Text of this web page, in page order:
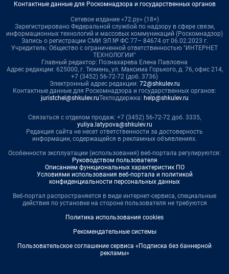
Контактные данные для Роскомнадзора и государственных органов
Сетевое издание «72.ру» (18+)
Зарегистрировано Федеральной службой по надзору в сфере связи,
информационных технологий и массовых коммуникаций (Роскомнадзор)
Запись о регистрации СМИ ЭЛ № ФС 77– 84674 от 06.02.2023 г.
Учредитель: Общество с ограниченной ответственностью "ИНТЕРНЕТ
ТЕХНОЛОГИИ"
Главный редактор: Познахарева Елена Павловна
Адрес редакции: 625000, г. Тюмень, ул. Максима Горького, д. 76, офис 214,
+7 (3452) 56-72-72 (доб. 3736)
Электронный адрес редакции: 72@shkulev.ru
Контактные данные для Роскомнадзора и государственных органов:
juristchel@shkulev.ruТехподдержка: help@shkulev.ru
Связаться с отделом продаж: +7 (3452) 56-72-72 доб. 3335,
yuliya.latypova@shkulev.ru
Редакция сайта не несет ответственности за достоверность
информации, содержащейся в рекламных объявлениях.
Особенности эксплуатации (использования) веб-портала регулируются:
Руководством пользователя
Описанием функциональных характеристик ПО
Условиями использования веб-портала и политикой
конфиденциальности персональных данных
Веб-портал распространяется в виде интернет-сервиса, специальные
действия по установке на стороне пользователя не требуются
Политика использования cookies
Рекомендательные системы
Пользовательское соглашение сервиса «Подписка без баннерной
рекламы»